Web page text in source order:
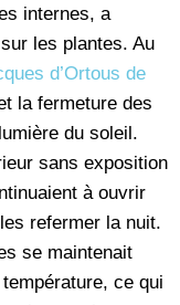
internes, a
les plantes. Au
d’Ortous de
la fermeture des
du soleil.
sans exposition
à ouvrir
refermer la nuit.
se maintenait
ce qui